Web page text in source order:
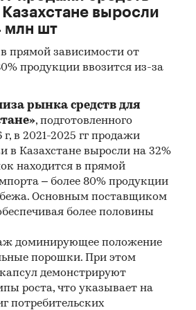
в отчете
стоимостные - в
мира
товары / ... /
/ Подсолнечное масло
выросли
млн шт
прямой зависимости от
продукции ввозится из-за
рынка средств для
, подготовленного
в 2021-2025 гг продажи
в Казахстане выросли на 32%
находится в прямой
– более 80% продукции
Основным поставщиком
более половины
доминирующее положение
порошки. При этом
демонстрируют
роста, что указывает на
потребительских